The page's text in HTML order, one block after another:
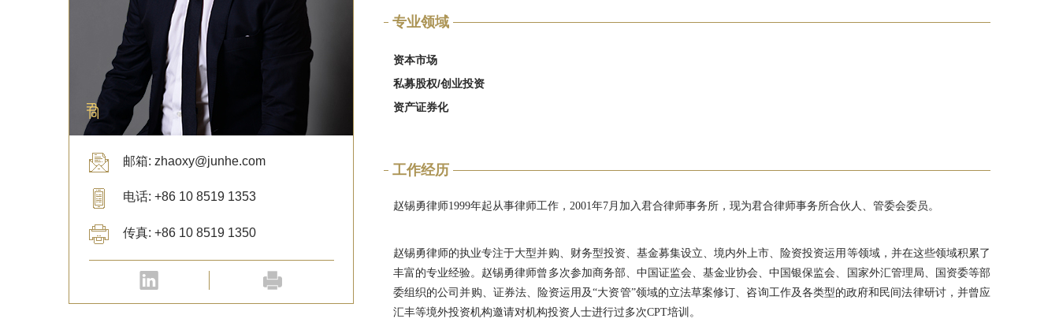
邮箱: zhaoxy@junhe.com
电话: +86 10 8519 1353
传真: +86 10 8519 1350
专业领域
资本市场
私募股权/创业投资
资产证券化
工作经历
赵锡勇律师1999年起从事律师工作，2001年7月加入君合律师事务所，现为君合律师事务所合伙人、管委会委员。
赵锡勇律师的执业专注于大型并购、财务型投资、基金募集设立、境内外上市、险资投资运用等领域，并在这些领域积累了
丰富的专业经验。赵锡勇律师曾多次参加商务部、中国证监会、基金业协会、中国银保监会、国家外汇管理局、国资委等部
委组织的公司并购、证券法、险资运用及“大资管”领域的立法草案修订、咨询工作及各类型的政府和民间法律研讨，并曾应
汇丰等境外投资机构邀请对机构投资人士进行过多次CPT培训。